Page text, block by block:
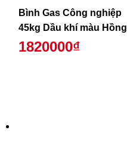
Bình Gas Công nghiệp
45kg Dầu khí màu Hồng
1820000₫